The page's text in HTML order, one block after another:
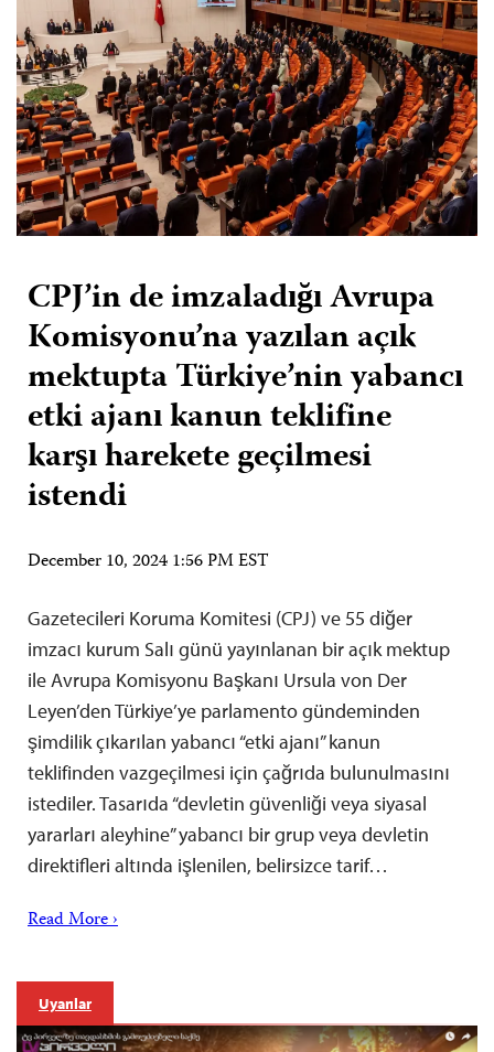
CPJ’in de imzaladığı Avrupa
Komisyonu’na yazılan açık
mektupta Türkiye’nin yabancı
etki ajanı kanun teklifine
karşı harekete geçilmesi
istendi
December 10, 2024 1:56 PM EST
Gazetecileri Koruma Komitesi (CPJ) ve 55 diğer
imzacı kurum Salı günü yayınlanan bir açık mektup
ile Avrupa Komisyonu Başkanı Ursula von Der
Leyen’den Türkiye’ye parlamento gündeminden
şimdilik çıkarılan yabancı “etki ajanı” kanun
teklifinden vazgeçilmesi için çağrıda bulunulmasını
istediler. Tasarıda “devletin güvenliği veya siyasal
yararları aleyhine” yabancı bir grup veya devletin
direktifleri altında işlenilen, belirsizce tarif…
Read More ›
Uyarılar